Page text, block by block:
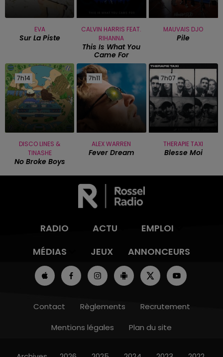
EVA
Sur La Piste
CALVIN HARRIS FEAT.
RIHANNA
This Is What You
Came For
MAUVAIS DJO
Pile
7h14
7h14
DISCO LINES &
TINASHE
No Broke Boys
7h11
7h11
ALEX WARREN
Fever Dream
7h07
7h07
THERAPIE TAXI
Blesse Moi
RADIO ACTU
EMPLOI
MÉDIAS
JEUX ANNONCEURS
Contact Règlements
Recrutement
Mentions légales
Plan du site